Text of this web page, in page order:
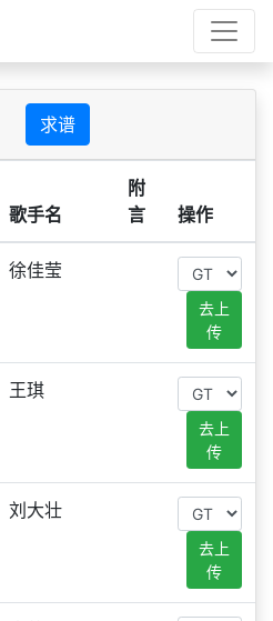
求谱
歌手名
附
言
操作
徐佳莹
去上
传
王琪
去上
传
刘大壮
去上
传